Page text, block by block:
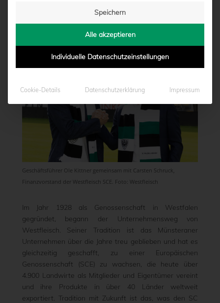
vonMoritz Schwegmann|25.07.2023 - 10:00
Geschäftsführer Ole Kittner gemeinsam mit Carsten Schruck,
Finanzvorstand der Westfleisch SCE. Foto: Westfleisch
Im Jahr 1928 als Genossenschaft in Westfalen
gegründet, begann der Unternehmensweg von
Westfleisch. Seiner Tradition ist das Münsteraner
Unternehmen über die Jahre treu geblieben und hat es
gleichzeitig geschafft, zu einer Europäischen
Genossenschaft (SCE) zu wachsen, die heute über
4.900 Landwirte als Mitglieder und Eigentümer vereint
und ihre Produkte in über 40 Länder weltweit
exportiert. Tradition mit Zukunft ist das, was den SC
Speichern
Alle akzeptieren
Individuelle Datenschutzeinstellungen
Cookie-Details Datenschutzerklärung Impressum